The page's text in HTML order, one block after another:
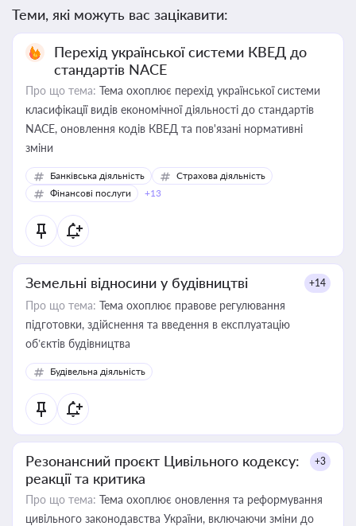
Теми, які можуть вас зацікавити:
Перехід української системи КВЕД до
стандартів NACE
Про що тема: Тема охоплює перехід української системи
класифікації видів економічної діяльності до стандартів
NACE, оновлення кодів КВЕД та пов'язані нормативні
зміни
Банківська діяльність
Страхова діяльність
Фінансові послуги
+13
Земельні відносини у будівництві +14
Про що тема: Тема охоплює правове регулювання
підготовки, здійснення та введення в експлуатацію
об’єктів будівництва
Будівельна діяльність
Резонансний проєкт Цивільного кодексу:
реакції та критика
+3
Про що тема: Тема охоплює оновлення та реформування
цивільного законодавства України, включаючи зміни до